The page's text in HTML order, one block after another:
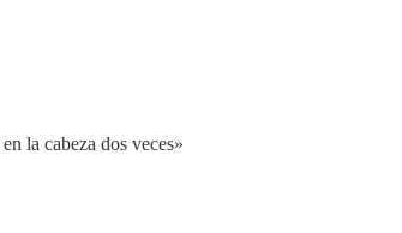
la cabeza dos veces»